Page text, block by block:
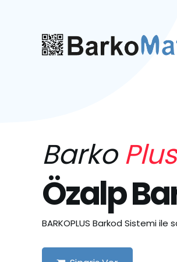
BarkoPlus
Özalp
BARKOPLUS Barkod Sistemi